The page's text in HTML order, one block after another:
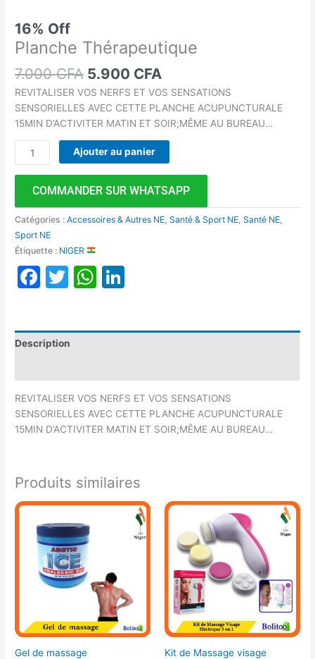
16% Off
Planche Thérapeutique
7.000CFA 5.900 CFA
REVITALISER VOS NERFS ET VOS SENSATIONS
SENSORIELLES AVEC CETTE PLANCHE ACUPUNCTURALE
15MIN D’ACTIVITER MATIN ET SOIR;MÊME AU BUREAU…
Ajouter au panier
COMMANDER SUR WHATSAPP
Catégories :Accessoires & Autres NE,Santé & Sport NE,Santé NE,
Sport NE
Étiquette : NIGER
Facebook
TwitterWhatsApp
Description
REVITALISER VOS NERFS ET VOS SENSATIONS
SENSORIELLES AVEC CETTE PLANCHE ACUPUNCTURALE
15MIN D’ACTIVITER MATIN ET SOIR;MÊME AU BUREAU…
Produits similaires
Gel de massage
Kit de Massage visage